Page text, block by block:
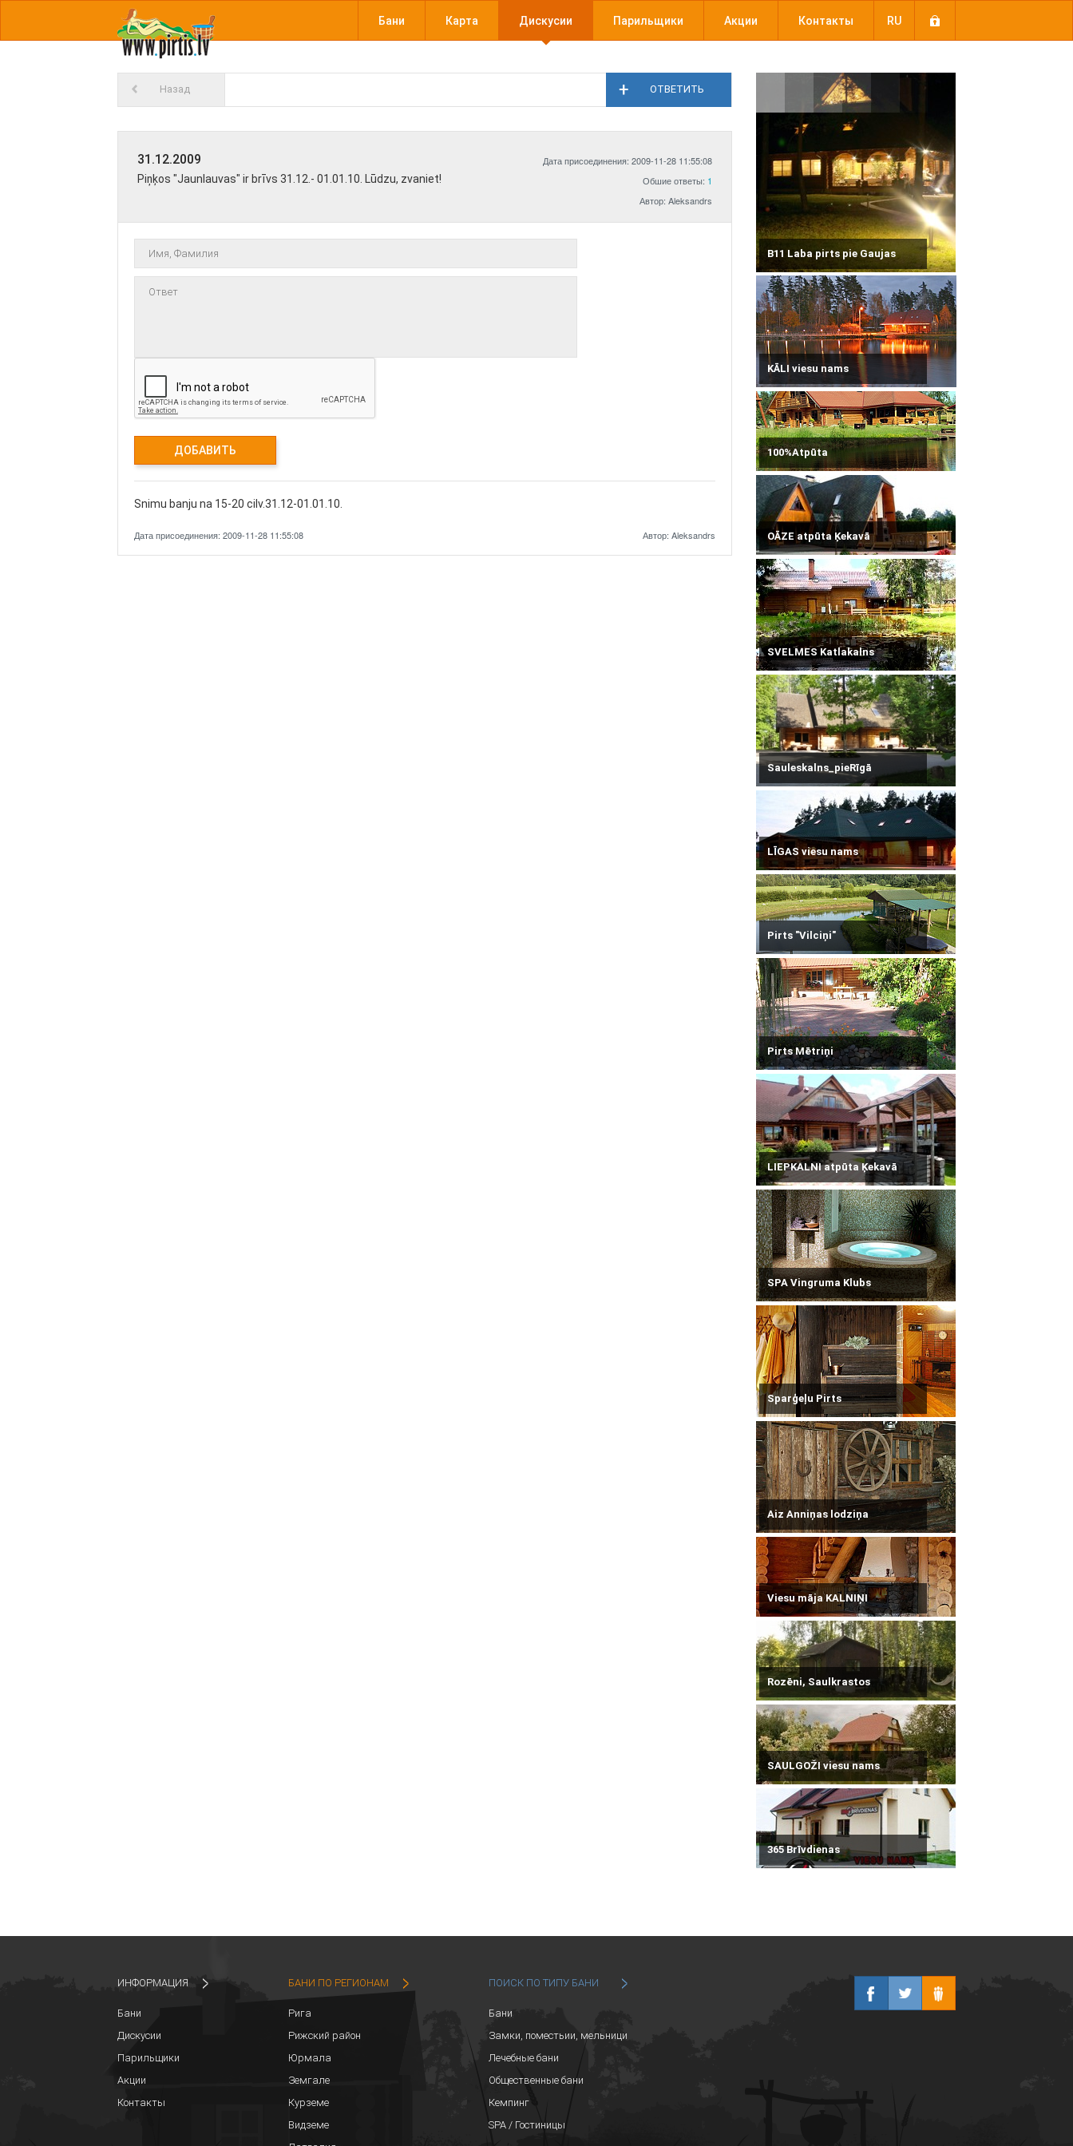
Бани Карта Дискусии Парильщики Акции Контакты RU
B11 Laba pirts pie Gaujas
KĀLI viesu nams
100%Atpūta
OĀZE atpūta Ķekavā
SVELMES Katlakalns
Sauleskalns_pieRīgā
LĪGAS viesu nams
Pirts "Vilciņi"
Pirts Mētriņi
LIEPKALNI atpūta Ķekavā
SPA Vingruma Klubs
Sparģeļu Pirts
Aiz Anniņas lodziņa
Viesu māja KALNIŅI
Rozēni, Saulkrastos
SAULGOŽI viesu nams
365 Brīvdienas
Назад ОТВЕТИТЬ
31.12.2009
Piņķos "Jaunlauvas" ir brīvs 31.12.- 01.01.10. Lūdzu, zvaniet!
Дата присоединения: 2009-11-28 11:55:08
Обшие ответы: 1
Автор: Aleksandrs
Snimu banju na 15-20 cilv.31.12-01.01.10.
Дата присоединения: 2009-11-28 11:55:08 Автор: Aleksandrs
ИНФОРМАЦИЯ
Бани
Дискусии
Парильщики
Акции
Контакты
БАНИ ПО РЕГИОНАМ
Рига
Рижский район
Юрмала
Земгале
Курземе
Видземе
ПОИСК ПО ТИПУ БАНИ
Бани
Замки, поместьии, мельници
Лечебные бани
Общественные бани
Кемпинг
SPA / Гостиницы